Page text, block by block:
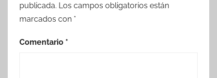
publicada. Los campos obligatorios están
marcados con *
Comentario *